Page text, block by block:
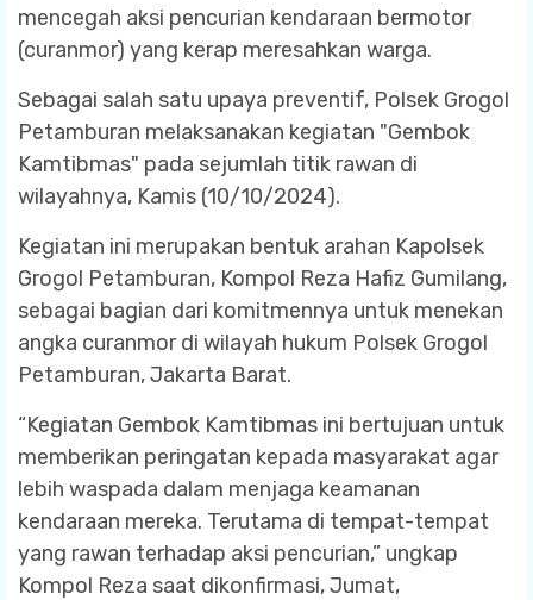
mencegah aksi pencurian kendaraan bermotor
(curanmor) yang kerap meresahkan warga.
Sebagai salah satu upaya preventif, Polsek Grogol
Petamburan melaksanakan kegiatan "Gembok
Kamtibmas" pada sejumlah titik rawan di
wilayahnya, Kamis (10/10/2024).
Kegiatan ini merupakan bentuk arahan Kapolsek
Grogol Petamburan, Kompol Reza Hafiz Gumilang,
sebagai bagian dari komitmennya untuk menekan
angka curanmor di wilayah hukum Polsek Grogol
Petamburan, Jakarta Barat.
“Kegiatan Gembok Kamtibmas ini bertujuan untuk
memberikan peringatan kepada masyarakat agar
lebih waspada dalam menjaga keamanan
kendaraan mereka. Terutama di tempat-tempat
yang rawan terhadap aksi pencurian,” ungkap
Kompol Reza saat dikonfirmasi, Jumat,